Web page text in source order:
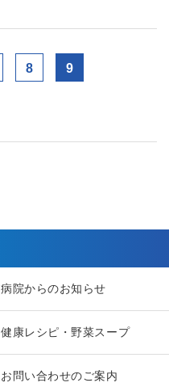
8 9
病院からのお知らせ
健康レシピ・野菜スープ
お問い合わせのご案内